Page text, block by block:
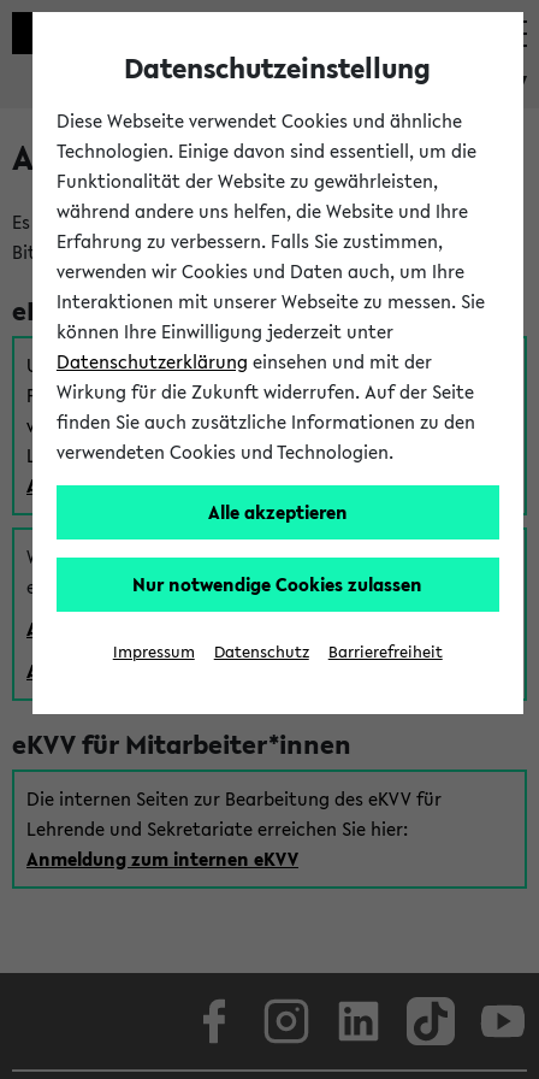
eKVV
Anmeldung am eKVV
Es gibt mehrere Möglichkeiten zur Anmeldung am eKVV.
Bitte wählen Sie die für Sie richtige aus:
eKVV für Studierende
Um sich einen Stundenplan zu erstellen und alle weiteren
Funktionen des eKVVs für Studierende zu nutzen,
verwenden Sie diesen Link zur Anmeldung über Ihr Uni
Login:
Anmeldung zum eKVV der Studierenden
Wenn Sie (noch) kein Uni Login haben, können Sie das
eKVV auch über einen Gastzugang verwenden:
Anmeldung über einen vorhandenen Gastzugang
Anlegen eines neuen Gastzugangs
eKVV für Mitarbeiter*innen
Die internen Seiten zur Bearbeitung des eKVV für
Lehrende und Sekretariate erreichen Sie hier:
Anmeldung zum internen eKVV
Datenschutzeinstellung
Diese Webseite verwendet Cookies und ähnliche
Technologien. Einige davon sind essentiell, um die
Funktionalität der Website zu gewährleisten,
während andere uns helfen, die Website und Ihre
Erfahrung zu verbessern. Falls Sie zustimmen,
verwenden wir Cookies und Daten auch, um Ihre
Interaktionen mit unserer Webseite zu messen. Sie
können Ihre Einwilligung jederzeit unter
Datenschutzerklärung einsehen und mit der
Wirkung für die Zukunft widerrufen. Auf der Seite
finden Sie auch zusätzliche Informationen zu den
verwendeten Cookies und Technologien.
Alle akzeptieren
Nur notwendige Cookies zulassen
Impressum Datenschutz Barrierefreiheit